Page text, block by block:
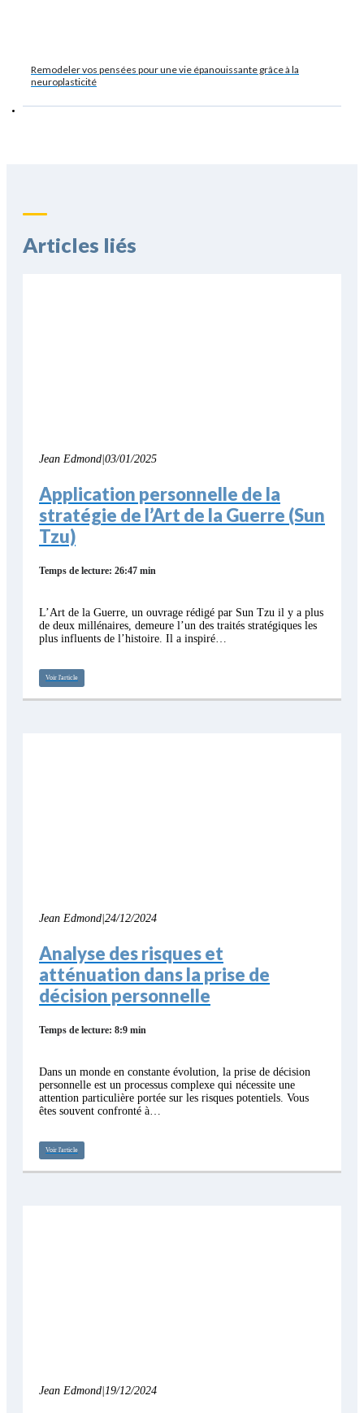
Remodeler vos pensées pour une vie épanouissante grâce à la
neuroplasticité
Articles liés
Jean Edmond|03/01/2025
Application personnelle de la
stratégie de l’Art de la Guerre (Sun
Tzu)
Temps de lecture: 26:47 min
L’Art de la Guerre, un ouvrage rédigé par Sun Tzu il y a plus
de deux millénaires, demeure l’un des traités stratégiques les
plus influents de l’histoire. Il a inspiré…
Voir l'article
Jean Edmond|24/12/2024
Analyse des risques et
atténuation dans la prise de
décision personnelle
Temps de lecture: 8:9 min
Dans un monde en constante évolution, la prise de décision
personnelle est un processus complexe qui nécessite une
attention particulière portée sur les risques potentiels. Vous
êtes souvent confronté à…
Voir l'article
Jean Edmond| 19/12/2024